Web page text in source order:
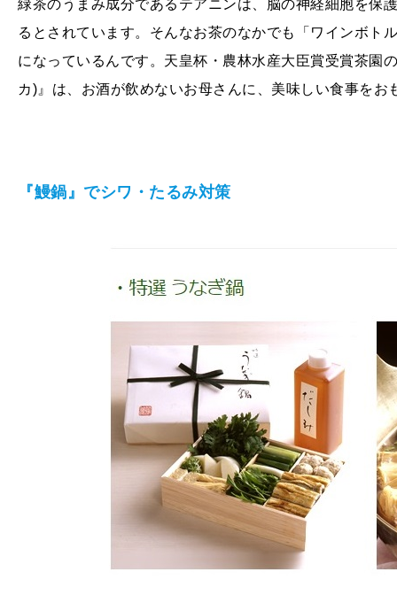
緑茶のうまみ成分であるテアニンは、脳の神経細胞を保
るとされています。そんなお茶のなかでも「ワインボト
になっているんです。天皇杯・農林水産大臣賞受賞茶園
カ) 』は、お酒が飲めないお母さんに、美味しい食事を
『鰻鍋』でシワ・たるみ対策